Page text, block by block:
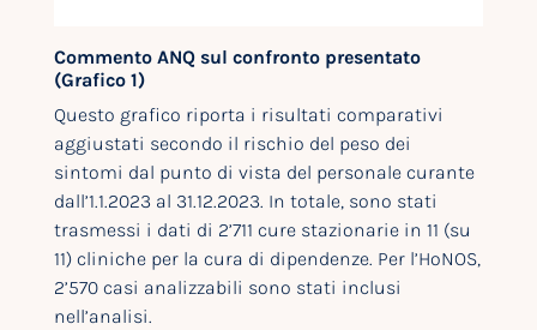
Commento ANQ sul confronto presentato
(Grafico 1)
Questo grafico riporta i risultati comparativi
aggiustati secondo il rischio del peso dei
sintomi dal punto di vista del personale curante
dall’1.1.2023 al 31.12.2023. In totale, sono stati
trasmessi i dati di 2’711 cure stazionarie in 11 (su
11) cliniche per la cura di dipendenze. Per l’HoNOS,
2’570 casi analizzabili sono stati inclusi
nell’analisi.